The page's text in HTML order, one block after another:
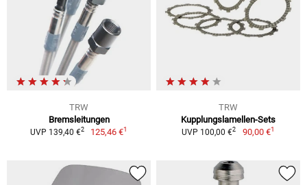
TRW
Bremsleitungen
UVP 139,40 €2 125,46 €1
TRW
Kupplungslamellen-Sets
UVP 100,00 €2 90,00 €1